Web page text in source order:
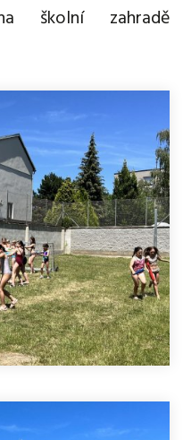
školní zahradě